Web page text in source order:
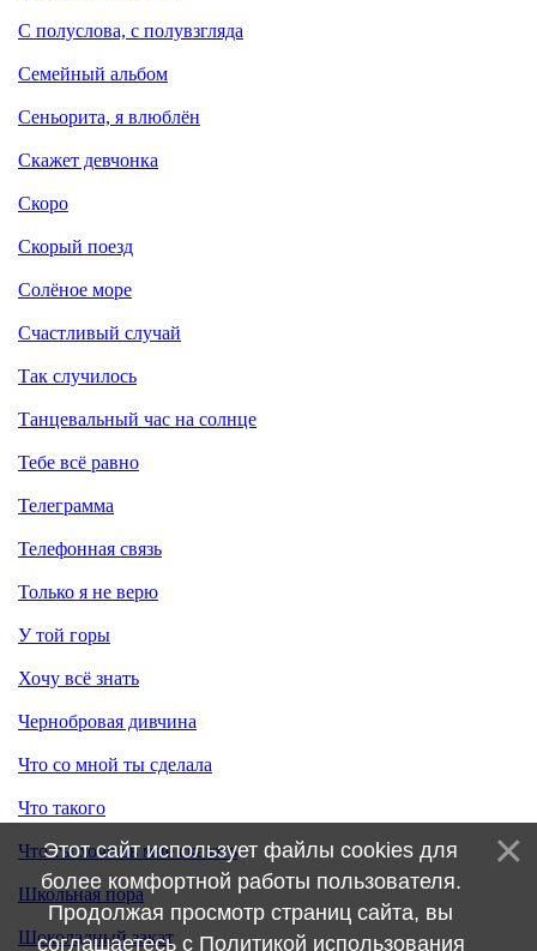
С полуслова, с полувзгляда
Семейный альбом
Сеньорита, я влюблён
Скажет девчонка
Скоро
Скорый поезд
Солёное море
Счастливый случай
Так случилось
Танцевальный час на солнце
Тебе всё равно
Телеграмма
Телефонная связь
Только я не верю
У той горы
Хочу всё знать
Чернобровая дивчина
Что со мной ты сделала
Что такого
Что ты хочешь мне сказать
Школьная пора
Шоколадный закат
Этот сайт использует файлы cookies для
более комфортной работы пользователя.
Продолжая просмотр страниц сайта, вы
соглашаетесь с Политикой использования